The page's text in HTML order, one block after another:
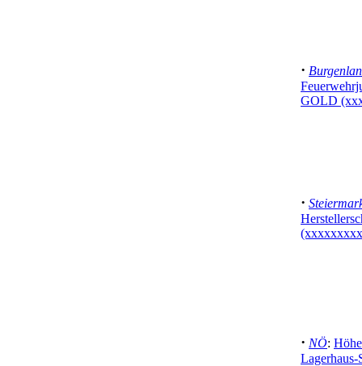
·
GOLD
·
· NÖ: